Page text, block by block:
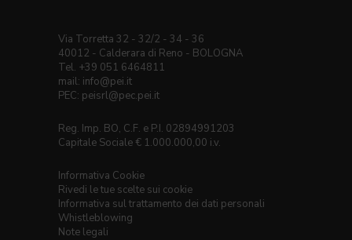
Via Torretta 32 - 32/2 - 34 - 36
40012 - Calderara di Reno - BOLOGNA
Tel. +39 051 6464811
mail: info@pei.it
PEC: peisrl@pec.pei.it
Reg. Imp. BO, C.F. e P.I. 02894991203
Capitale Sociale € 1.000.000,00 i.v.
Informativa Cookie
Rivedi le tue scelte sui cookie
Informativa sul trattamento dei dati personali
Whistleblowing
Note legali